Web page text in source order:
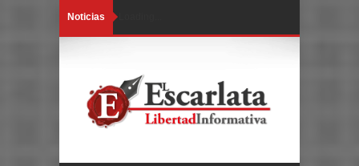
Noticias